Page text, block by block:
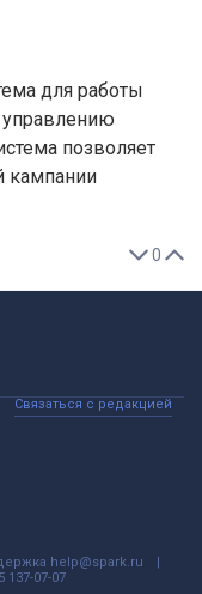
для работы
управлению
позволяет
кампании
0
Связаться с редакцией
help@spark.ru
137-07-07